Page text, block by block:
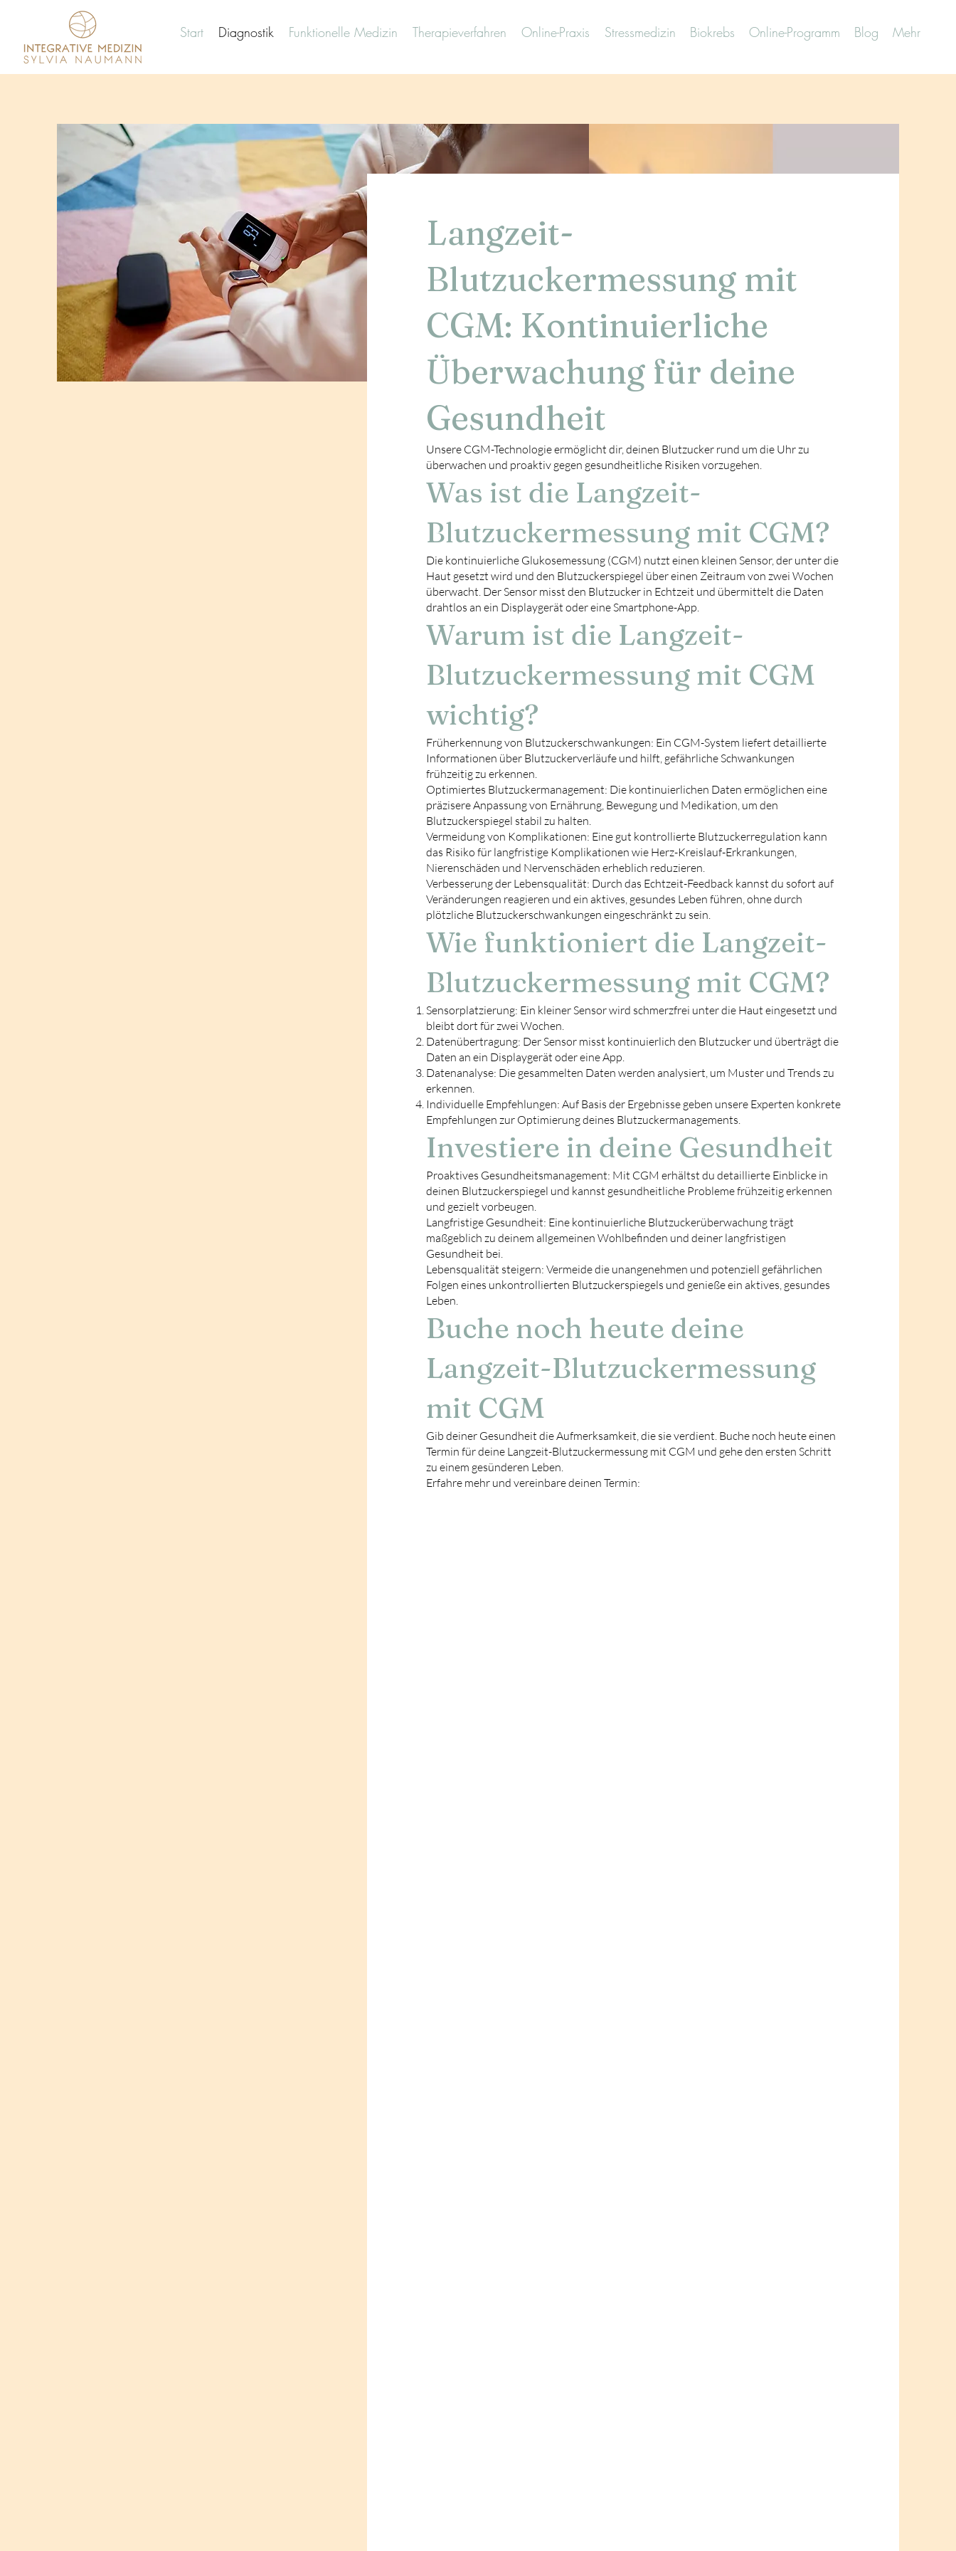
Start Diagnostik Funktionelle Medizin Therapieverfahren Online-Praxis Stressmedizin Biokrebs Online-Programm Blog Mehr
Langzeit-
Blutzuckermessung mit
CGM: Kontinuierliche
Überwachung für deine
Gesundheit
Unsere CGM-Technologie ermöglicht dir, deinen Blutzucker rund um die Uhr zu
überwachen und proaktiv gegen gesundheitliche Risiken vorzugehen.
Was ist die Langzeit-
Blutzuckermessung mit CGM?
Die kontinuierliche Glukosemessung (CGM) nutzt einen kleinen Sensor, der unter die
Haut gesetzt wird und den Blutzuckerspiegel über einen Zeitraum von zwei Wochen
überwacht. Der Sensor misst den Blutzucker in Echtzeit und übermittelt die Daten
drahtlos an ein Displaygerät oder eine Smartphone-App.
Warum ist die Langzeit-
Blutzuckermessung mit CGM
wichtig?
Früherkennung von Blutzuckerschwankungen: Ein CGM-System liefert detaillierte
Informationen über Blutzuckerverläufe und hilft, gefährliche Schwankungen
frühzeitig zu erkennen.
Optimiertes Blutzuckermanagement: Die kontinuierlichen Daten ermöglichen eine
präzisere Anpassung von Ernährung, Bewegung und Medikation, um den
Blutzuckerspiegel stabil zu halten.
Vermeidung von Komplikationen: Eine gut kontrollierte Blutzuckerregulation kann
das Risiko für langfristige Komplikationen wie Herz-Kreislauf-Erkrankungen,
Nierenschäden und Nervenschäden erheblich reduzieren.
Verbesserung der Lebensqualität: Durch das Echtzeit-Feedback kannst du sofort auf
Veränderungen reagieren und ein aktives, gesundes Leben führen, ohne durch
plötzliche Blutzuckerschwankungen eingeschränkt zu sein.
Wie funktioniert die Langzeit-
Blutzuckermessung mit CGM?
Sensorplatzierung: Ein kleiner Sensor wird schmerzfrei unter die Haut eingesetzt und
bleibt dort für zwei Wochen.
Datenübertragung: Der Sensor misst kontinuierlich den Blutzucker und überträgt die
Daten an ein Displaygerät oder eine App.
Datenanalyse: Die gesammelten Daten werden analysiert, um Muster und Trends zu
erkennen.
Individuelle Empfehlungen: Auf Basis der Ergebnisse geben unsere Experten konkrete
Empfehlungen zur Optimierung deines Blutzuckermanagements.
Investiere in deine Gesundheit
Proaktives Gesundheitsmanagement: Mit CGM erhältst du detaillierte Einblicke in
deinen Blutzuckerspiegel und kannst gesundheitliche Probleme frühzeitig erkennen
und gezielt vorbeugen.
Langfristige Gesundheit: Eine kontinuierliche Blutzuckerüberwachung trägt
maßgeblich zu deinem allgemeinen Wohlbefinden und deiner langfristigen
Gesundheit bei.
Lebensqualität steigern: Vermeide die unangenehmen und potenziell gefährlichen
Folgen eines unkontrollierten Blutzuckerspiegels und genieße ein aktives, gesundes
Leben.
Buche noch heute deine
Langzeit-Blutzuckermessung
mit CGM
Gib deiner Gesundheit die Aufmerksamkeit, die sie verdient. Buche noch heute einen
Termin für deine Langzeit-Blutzuckermessung mit CGM und gehe den ersten Schritt
zu einem gesünderen Leben.
Erfahre mehr und vereinbare deinen Termin: